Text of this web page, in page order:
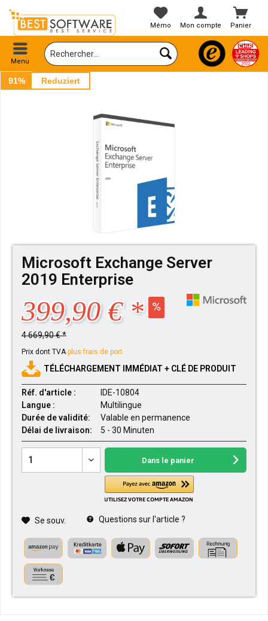
Panier
Mémo Mon compte
Menu
91% Reduziert
Microsoft Exchange Server
2019 Enterprise
399,90 € *
4 669,90 € *
Prix dont TVAplus frais de port
TÉLÉCHARGEMENT IMMÉDIAT + CLÉ DE PRODUIT
Réf. d'article :
IDE-10804
Langue :
Multilingue
Durée de validité:
Valable en permanence
Délai de livraison:
5 - 30 Minuten
Dans le panier
Se souv. Questions sur l'article ?